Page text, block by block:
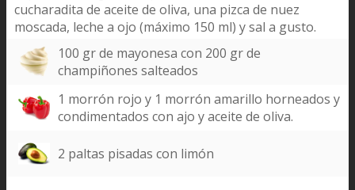
cucharadita de aceite de oliva, una pizca de nuez
moscada, leche a ojo (máximo 150 ml) y sal a gusto.
100 gr de mayonesa con 200 gr de
champiñones salteados
1 morrón rojo y 1 morrón amarillo horneados y
condimentados con ajo y aceite de oliva.
2 paltas pisadas con limón